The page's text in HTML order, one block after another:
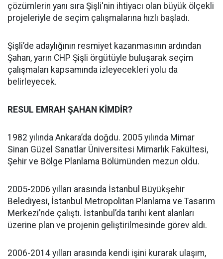
çözümlerin yanı sıra Şişli'nin ihtiyacı olan büyük ölçekli
projeleriyle de seçim çalışmalarına hızlı başladı.
Şişli’de adaylığının resmiyet kazanmasının ardından
Şahan, yarın CHP Şişli örgütüyle buluşarak seçim
çalışmaları kapsamında izleyecekleri yolu da
belirleyecek.
RESUL EMRAH ŞAHAN KİMDİR?
1982 yılında Ankara’da doğdu. 2005 yılında Mimar
Sinan Güzel Sanatlar Üniversitesi Mimarlık Fakültesi,
Şehir ve Bölge Planlama Bölümünden mezun oldu.
2005-2006 yılları arasında İstanbul Büyükşehir
Belediyesi, İstanbul Metropolitan Planlama ve Tasarım
Merkezi’nde çalıştı. İstanbul’da tarihi kent alanları
üzerine plan ve projenin geliştirilmesinde görev aldı.
2006-2014 yılları arasında kendi işini kurarak ulaşım,